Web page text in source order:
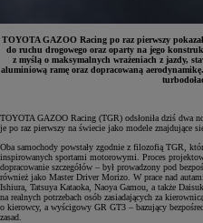
TOYOTA GAZOO Racing po raz pierwszy
do ruchu drogowego oraz oparty na jego
z myślą o maksymalnych wrażeniach z jazdy,
aluminiową ramę oraz dopracowaną
TOYOTA GAZOO Racing (TGR) odsłoniła dziś dwa
je po raz pierwszy na świecie jako modele znajdujące
Oba samochody powstały zgodnie z filozofią TGR,
inspirowanych sportami motorowymi. Proces
dopracowanie szczegółów – był prowadzony pod
również jako Master Driver Morizo. W prace nad
Ishiura, Tatsuya Kataoka, Naoya Gamou, a także
na realnych potrzebach osób zasiadających za
o kierowcy, a wyścigowy GR GT3 – bazujący
zasad.